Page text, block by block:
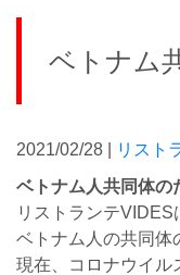
ベトナム
2021/02/28 |
リスト
ベトナム人共同体の
リストランテVIDES
ベトナム人の共同体
現在、コロナウイル